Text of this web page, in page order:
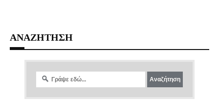
ΑΝΑΖΗΤΗΣΗ